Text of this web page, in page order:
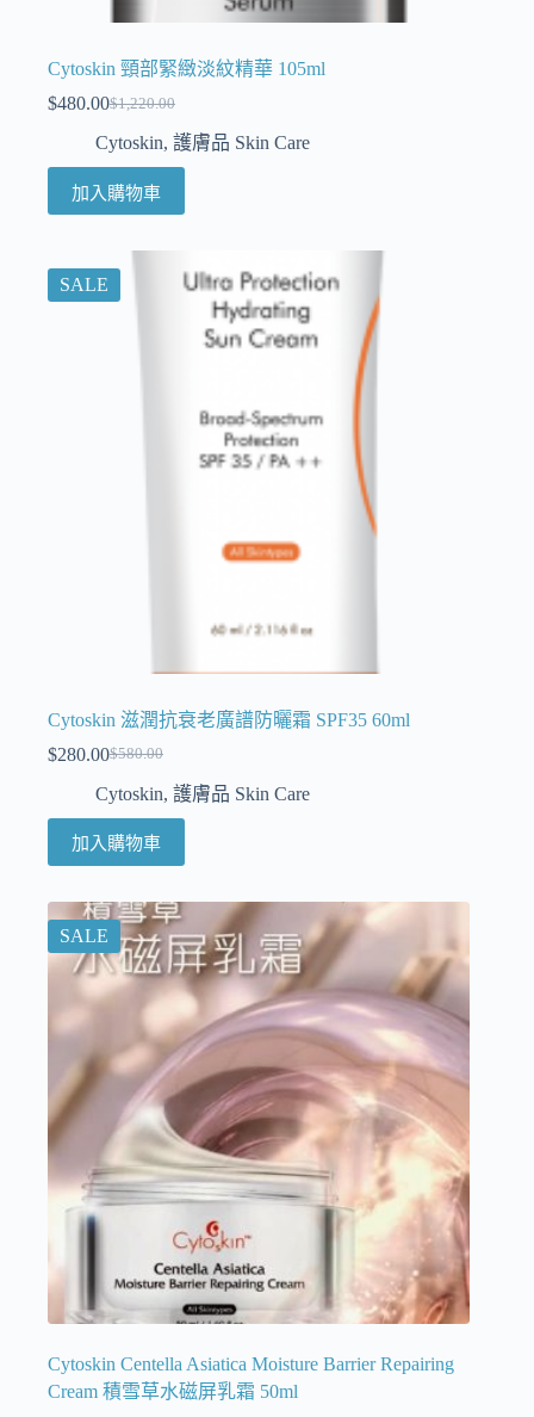
Cytoskin 頸部緊緻淡紋精華 105ml
$1,220.00
$480.00
Cytoskin, 護膚品 Skin Care
加入購物車
SALE
Cytoskin 滋潤抗衰老廣譜防曬霜 SPF35 60ml
$580.00
$280.00
Cytoskin, 護膚品 Skin Care
加入購物車
SALE
Cytoskin Centella Asiatica Moisture Barrier Repairing
Cream 積雪草水磁屏乳霜 50ml